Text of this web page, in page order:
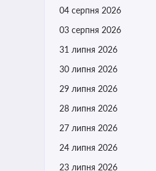
04 серпня 2026
03 серпня 2026
31 липня 2026
30 липня 2026
29 липня 2026
28 липня 2026
27 липня 2026
24 липня 2026
23 липня 2026